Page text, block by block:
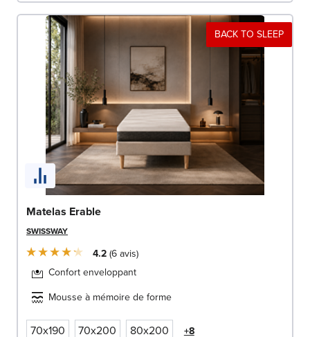
BACK TO SLEEP
Matelas Erable
SWISSWAY
4.2 6avis
Confort enveloppant
Mousse à mémoire de forme
70x190 70x200 80x200 +8